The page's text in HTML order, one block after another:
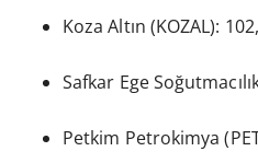
Koza Altın (KOZAL):
Safkar Ege
Petkim Petrokimya